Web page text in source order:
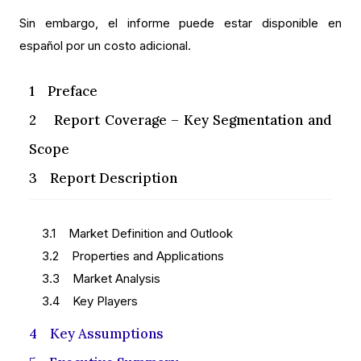
Sin embargo, el informe puede estar disponible en
español por un costo adicional.
1 Preface
2 Report Coverage – Key Segmentation and
Scope
3 Report Description
3.1 Market Definition and Outlook
3.2 Properties and Applications
3.3 Market Analysis
3.4 Key Players
4 Key Assumptions